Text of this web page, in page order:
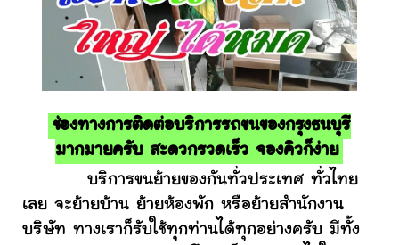
ช่องทางการติดต่อบริการรถขนของกรุงธนบุรี
มากมายครับ สะดวกรวดเร็ว จองคิวก็ง่าย
บริการขนย้ายของกันทั่วประเทศ ทั่วไทย
เลย จะย้ายบ้าน ย้ายห้องพัก หรือย้ายสำนักงาน
บริษัท ทางเราก็รับใช้ทุกท่านได้ทุกอย่างครับ มีทั้ง